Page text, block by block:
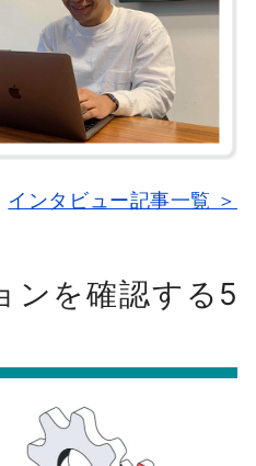
インタビュー記事一覧 ＞
ンを確認する5